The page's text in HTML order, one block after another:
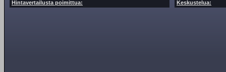
Hintavertailusta poimittua: Keskustelua: